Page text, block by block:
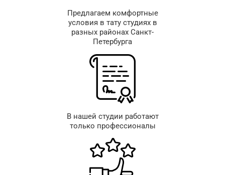
Предлагаем комфортные
условия в тату студиях в
разных районах Санкт-
Петербурга
В нашей студии работают
только профессионалы